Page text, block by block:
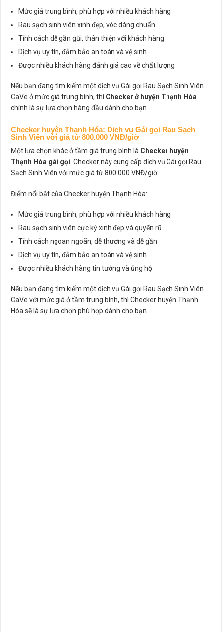
Mức giá trung bình, phù hợp với nhiều khách hàng
Rau sạch sinh viên xinh đẹp, vóc dáng chuẩn
Tính cách dễ gần gũi, thân thiện với khách hàng
Dịch vụ uy tín, đảm bảo an toàn và vệ sinh
Được nhiều khách hàng đánh giá cao về chất lượng
Nếu bạn đang tìm kiếm một dịch vụ Gái gọi Rau Sạch Sinh Viên
CaVe ở mức giá trung bình, thì Checker ở huyện Thạnh Hóa
chính là sự lựa chọn hàng đầu dành cho bạn.
Checker huyện Thạnh Hóa: Dịch vụ Gái gọi Rau Sạch
Sinh Viên với giá từ 800.000 VNĐ/giờ
Một lựa chọn khác ở tầm giá trung bình là Checker huyện
Thạnh Hóa gái gọi. Checker này cung cấp dịch vụ Gái gọi Rau
Sạch Sinh Viên với mức giá từ 800.000 VNĐ/giờ.
Điểm nổi bật của Checker huyện Thạnh Hóa:
Mức giá trung bình, phù hợp với nhiều khách hàng
Rau sạch sinh viên cực kỳ xinh đẹp và quyến rũ
Tính cách ngoan ngoãn, dễ thương và dễ gần
Dịch vụ uy tín, đảm bảo an toàn và vệ sinh
Được nhiều khách hàng tin tưởng và ủng hộ
Nếu bạn đang tìm kiếm một dịch vụ Gái gọi Rau Sạch Sinh Viên
CaVe với mức giá ở tầm trung bình, thì Checker huyện Thạnh
Hóa sẽ là sự lựa chọn phù hợp dành cho bạn.